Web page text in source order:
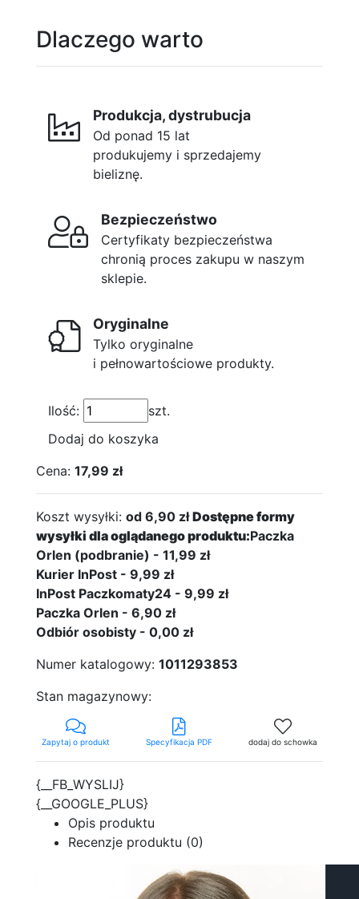
Dlaczego warto
Produkcja, dystrubucja
Od ponad 15 lat
produkujemy i sprzedajemy
bieliznę.
Bezpieczeństwo
Certyfikaty bezpieczeństwa
chronią proces zakupu w naszym
sklepie.
Oryginalne
Tylko oryginalne
i pełnowartościowe produkty.
Ilość:
szt.
Dodaj do koszyka
Cena: 17,99 zł
Koszt wysyłki: od 6,90 złDostępne formy
wysyłki dla oglądanego produktu:Paczka
Orlen (podbranie) - 11,99 zł
Kurier InPost - 9,99 zł
InPost Paczkomaty24 - 9,99 zł
Paczka Orlen - 6,90 zł
Odbiór osobisty - 0,00 zł
Numer katalogowy: 1011293853
Stan magazynowy:
Zapytaj o produkt Specyfikacja PDF dodaj do schowka
{__FB_WYSLIJ}
{__GOOGLE_PLUS}
Opis produktu
Recenzje produktu (0)